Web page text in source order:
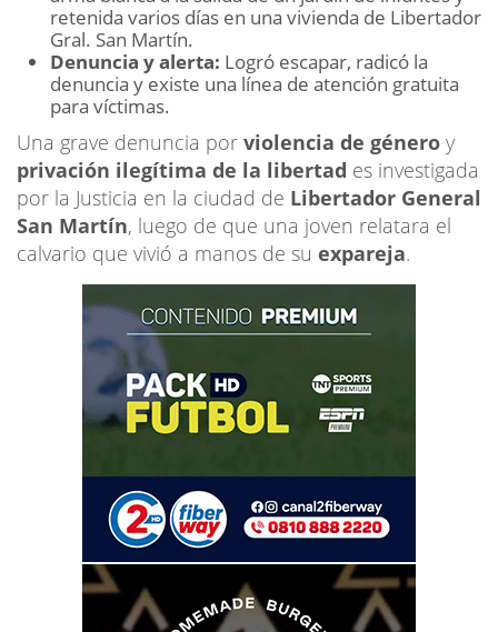
retenida varios días en una vivienda de Libertador
Gral. San Martín.
Denuncia y alerta: Logró escapar, radicó la
denuncia y existe una línea de atención gratuita
para víctimas.
Una grave denuncia por violencia de género y
privación ilegítima de la libertad es investigada
por la Justicia en la ciudad de Libertador General
San Martín, luego de que una joven relatara el
calvario que vivió a manos de su expareja.